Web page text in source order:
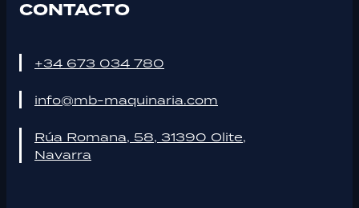
CONTACTO
+34 673 034 780
info@mb-maquinaria.com
Rúa Romana, 58, 31390 Olite,
Navarra